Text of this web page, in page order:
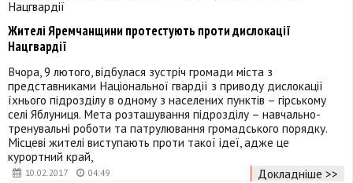
10.02.2017 04:49
Жителі Яремчанщини протестують проти дислокації
Нацгвардії
Вчора, 9 лютого, відбулася зустріч громади міста з
представниками Національної гвардії з приводу дислокації
їхнього підрозділу в одному з населених пунктів – гірському
селі Яблуниця. Мета розташування підрозділу – навчально-
тренувальні роботи та патрулювання громадського порядку.
Місцеві жителі виступають проти такої ідеї, адже це
курортний край,
Докладніше >>